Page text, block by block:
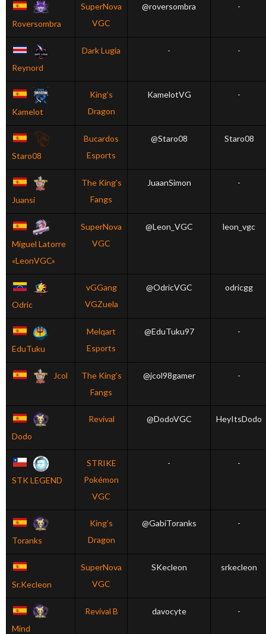
Roversombra
SuperNova
VGC
@roversombra -
Reynord
Dark Lugia - -
Kamelot
King’s
Dragon
KamelotVG -
Staro08
Bucardos
Esports
@Staro08 Staro08
Juansi
The King’s
Fangs
JuaanSimon -
Miguel Latorre
«LeonVGC»
SuperNova
VGC
@Leon_VGC leon_vgc
Odric
vGGang
VGZuela
@OdricVGC odricgg
EduTuku
Melqart
Esports
@EduTuku97 -
Jcol
The King’s
Fangs
@jcol98gamer -
Dodo
Revival @DodoVGC HeyItsDodo
STK LEGEND
STRIKE
Pokémon
VGC
- -
Toranks
King’s
Dragon
@GabiToranks -
Sr.Kecleon
SuperNova
VGC
SKecleon srkecleon
Mind
Revival B davocyte -